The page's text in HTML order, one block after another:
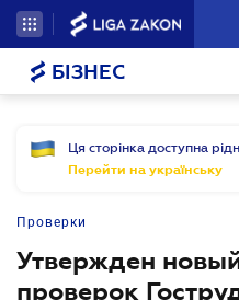
БІЗНЕС
Ця сторінка доступна
Перейти на українську
Проверки
Утвержден
проверок